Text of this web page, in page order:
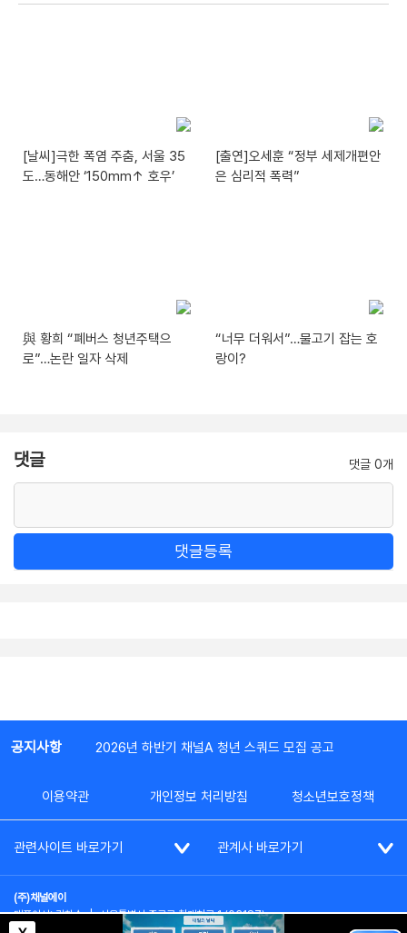
[날씨]극한 폭염 주춤, 서울 35
도…동해안 ‘150mm↑ 호우’
[출연]오세훈 “정부 세제개편안
은 심리적 폭력”
與 황희 “폐버스 청년주택으
로”…논란 일자 삭제
“너무 더워서”…물고기 잡는 호
랑이?
댓글 댓글 0개
댓글등록
공지사항 2026년 하반기 채널A 청년 스쿼드 모집 공고
이용약관 개인정보 처리방침 청소년보호정책
관련사이트 바로가기 관계사 바로가기
(주)채널에이
대표이사: 김차수 | 서울특별시 종로구 청계천로 1 (03187)